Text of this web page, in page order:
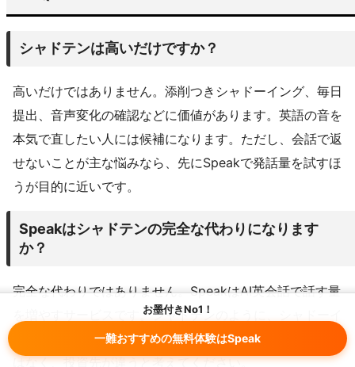
お墨付きNo1！
一難おすすめの無料体験はSpeak
シャドテンは高いだけですか？
高いだけではありません。添削つきシャドーイング、毎日
提出、音声変化の確認などに価値があります。英語の音を
本気で直したい人には候補になります。ただし、会話で返
せないことが主な悩みなら、先にSpeakで発話量を試すほ
うが目的に近いです。
Speakはシャドテンの完全な代わりになります
か？
完全な代わりではありません。SpeakはAI英会話で話す量
を増やすサービスです。シャドテンのように、シャドーイ
ング提出に対して添削を受ける練習とは違います。代替で
はなく、投資先が違うと考えてください。